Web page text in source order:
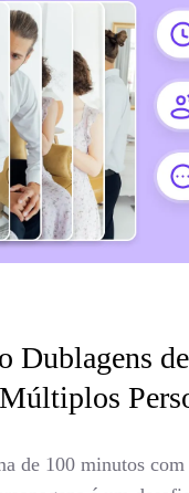
Dublagens
de 100 minutos